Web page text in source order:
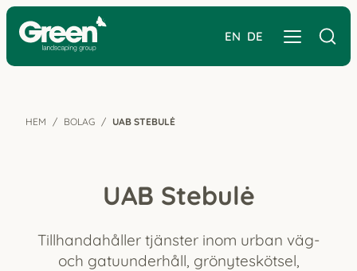
EN DE
HEM BOLAG UAB STEBULĖ
UAB Stebulė
Tillhandahåller tjänster inom urban väg-
och gatuunderhåll, grönyteskötsel,